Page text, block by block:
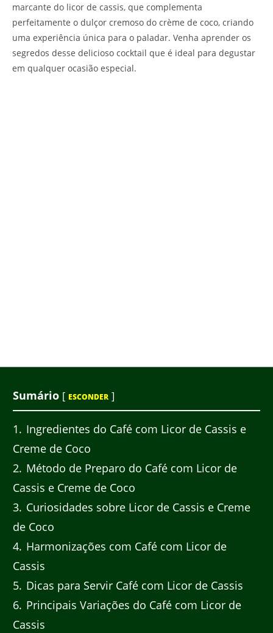
marcante do licor de cassis, que complementa
perfeitamente o dulçor cremoso do crème de coco, criando
uma experiência única para o paladar. Venha aprender os
segredos desse delicioso cocktail que é ideal para degustar
em qualquer ocasião especial.
Sumário [ ESCONDER ]
1
Ingredientes do Café com Licor de Cassis e
Creme de Coco
2 Método de Preparo do Café com Licor de
Cassis e Creme de Coco
3 Curiosidades sobre Licor de Cassis e Creme
de Coco
4 Harmonizações com Café com Licor de
Cassis
5 Dicas para Servir Café com Licor de Cassis
6 Principais Variações do Café com Licor de
Cassis